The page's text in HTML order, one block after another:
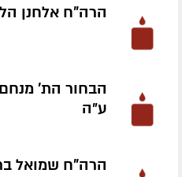
הרה"ח אלחנן
הבחור הת'
ע״ה
הרה"ח שמואל